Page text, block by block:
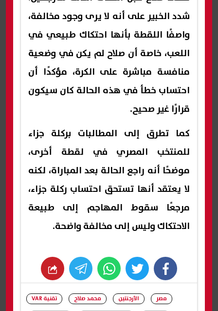
شدد الخبير على أنه لا يرى وجود مخالفة،
واصفًا اللقطة بأنها احتكاك طبيعي في
اللعب، خاصة أن صلاح لم يكن في وضعية
منافسة مباشرة على الكرة، مؤكدًا أن
احتساب خطأ في هذه الحالة كان سيكون
قرارًا غير صحيح.
كما تطرق إلى المطالبات بركلة جزاء
للمنتخب المصري في لقطة أخرى،
موضحًا أنه راجع الحالة بعد المباراة، لكنه
لا يعتقد أنها تستحق احتساب ركلة جزاء،
مرجعًا سقوط المهاجم إلى طبيعة
الاحتكاك وليس إلى مخالفة واضحة.
facebook
twitter
whats
مصر الأرجنتين محمد صلاح
تقنية VAR